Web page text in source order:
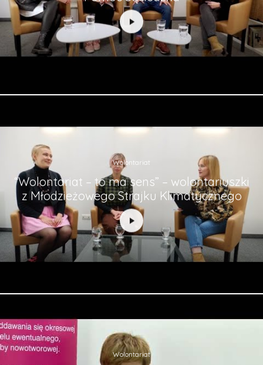
Wolontariat
“Wolontariat – to ma sens” – wolontariuszki
z Młodzieżowego Strajku Klimatycznego
Wolontariat